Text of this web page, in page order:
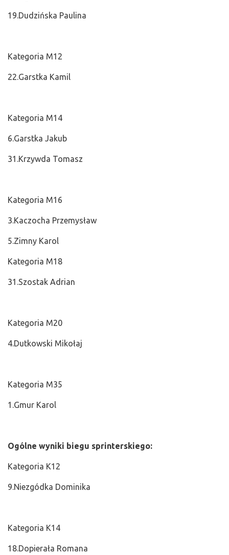
19.Dudzińska Paulina
Kategoria M12
22.Garstka Kamil
Kategoria M14
6.Garstka Jakub
31.Krzywda Tomasz
Kategoria M16
3.Kaczocha Przemysław
5.Zimny Karol
Kategoria M18
31.Szostak Adrian
Kategoria M20
4.Dutkowski Mikołaj
Kategoria M35
1.Gmur Karol
Ogólne wyniki biegu sprinterskiego:
Kategoria K12
9.Niezgódka Dominika
Kategoria K14
18.Dopierała Romana